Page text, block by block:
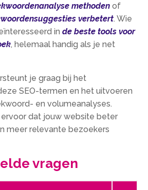
methoden of
verbetert. Wie
inde beste tools voor
, helemaal handig als je net
je graag bij het
SEO-termen en het uitvoeren
en volumeanalyses.
dat jouw website beter
meer relevante bezoekers
vragen